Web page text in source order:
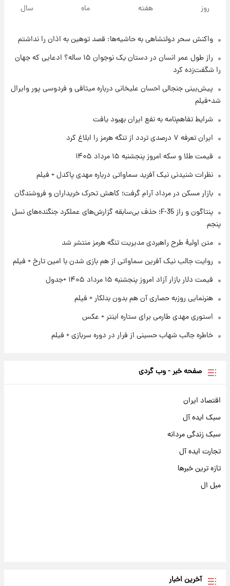
قیمت سکه و طلا فردا
۱ روز پیش
۱ روز پیش
۱ روز پیش
ارزش سهام عدالت برای امروز چهارشنبه ۱۴ مرداد
آغاز طرح جدید فروش مشارکت در تولید سایپا؛
سود مشارکت چند درصد است؟
روز هفته ماه سال
واکنش سحر دولتشاهی به حاشیه‌ها: قصد توهین به اذان را نداشتم
راز طول عمر انسان در دستان یک نوجوان ۱۵ ساله؟ ادعایی که جهان
را شگفت‌زده کرد
پیش‌بینی جنجالی احسان علیخانی درباره میثاقی و فردوسی پور وایرال
شد+فیلم
شرایط تفاهم‌نامه به نفع ایران بهبود یافت
ایران تعرفه ۷ درصدی تردد از تنگه هرمز را ابلاغ کرد
قیمت طلا و سکه امروز پنجشنبه ۱۵ مرداد ۱۴۰۵
نظرات شنیدنی نیک آفرید سماواتی درباره مهدی پاکدل + فیلم
بازار مسکن در مرداد آرام گرفت؛ کاهش تحرک خریداران و فروشندگان
پنتاگون و راز F-35؛ حذف بی‌سابقه گزارش‌های عملکرد جنگنده‌های نسل
پنجم
متن اولیۀ طرح راهبردی مدیریت تنگه هرمز منتشر شد
روایت جالب نیک آفرین سماواتی از هم بازی شدن با امین تارخ + فیلم
قیمت دلار بازار آزاد امروز پنجشنبه ۱۵ مرداد ۱۴۰۵ +جدول
هنرنمایی روزبه حصاری آن هم بدون بدلکار + فیلم
استوری مهدی طارمی برای ستاره اینتر + عکس
خاطره جالب شهاب حسینی از فرار در دوره سربازی + فیلم
صفحه خبر - وب گردی
اقتصاد ایران
سبک ایده آل
سبک زندگی مردانه
تجارت ایده آل
تازه ترین خبرها
مبل ال
آخرین اخبار